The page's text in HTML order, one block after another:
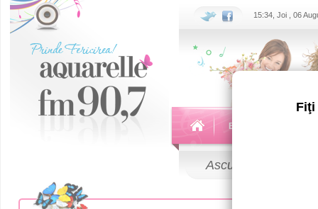
Fiţi
15:34, Joi , 06
Echipa
Ascultă